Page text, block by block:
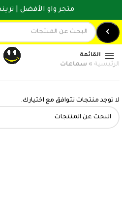
القائمة
الرئيسية » سماعات
لا توجد منتجات تتوافق مع اختيارك.
متجر واو الأفضل |